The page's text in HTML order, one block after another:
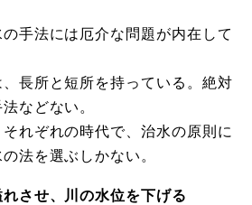
手法には厄介な問題が内在して
長所と短所を持っている。絶対
などない。
れぞれの時代で、治水の原則に
法を選ぶしかない。
させ、川の水位を下げる